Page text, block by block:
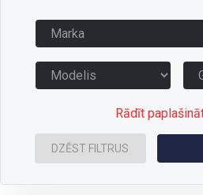
Rādīt
DZĒST FILTRUS